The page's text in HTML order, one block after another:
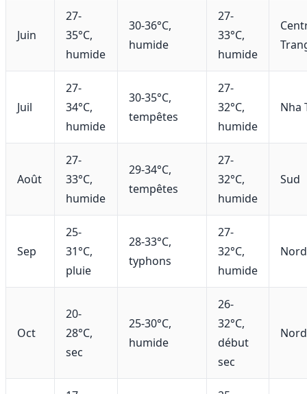
Juin
27-
35°C,
humide
30-36°C,
humide
27-
33°C,
humide
Juil
27-
34°C,
humide
30-35°C,
tempêtes
27-
32°C,
humide
Nha
Août
27-
33°C,
humide
29-34°C,
tempêtes
27-
32°C,
humide
Sud
Sep
25-
31°C,
pluie
28-33°C,
typhons
27-
32°C,
humide
Nord
Oct
20-
28°C,
sec
25-30°C,
humide
26-
32°C,
début
sec
Nord